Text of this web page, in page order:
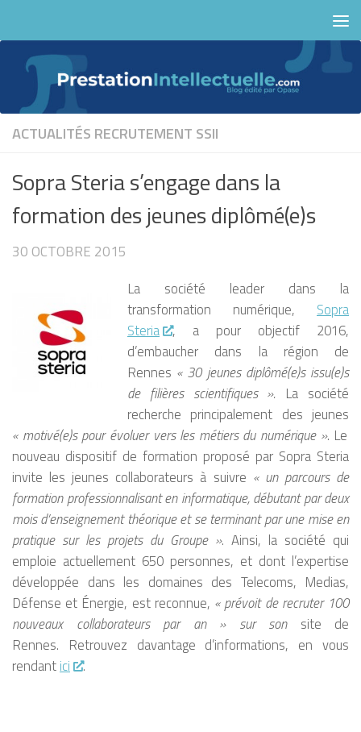
ACTUALITÉS RECRUTEMENT SSII
Sopra Steria s’engage dans la
formation des jeunes diplômé(e)s
30 OCTOBRE 2015
La société leader dans la
transformation numérique, Sopra
Steria
, a pour objectif 2016,
d’embaucher dans la région de
Rennes « 30 jeunes diplômé(e)s issu(e)s
de filières scientifiques ». La société
recherche principalement des jeunes
« motivé(e)s pour évoluer vers les métiers du numérique ». Le
nouveau dispositif de formation proposé par Sopra Steria
invite les jeunes collaborateurs à suivre « un parcours de
formation professionnalisant en informatique, débutant par deux
mois d’enseignement théorique et se terminant par une mise en
pratique sur les projets du Groupe ». Ainsi, la société qui
emploie actuellement 650 personnes, et dont l’expertise
développée dans les domaines des Telecoms, Medias,
Défense et Énergie, est reconnue, « prévoit de recruter 100
nouveaux collaborateurs par an » sur sonsite de
Rennes. Retrouvez davantage d’informations, en vous
rendant ici .